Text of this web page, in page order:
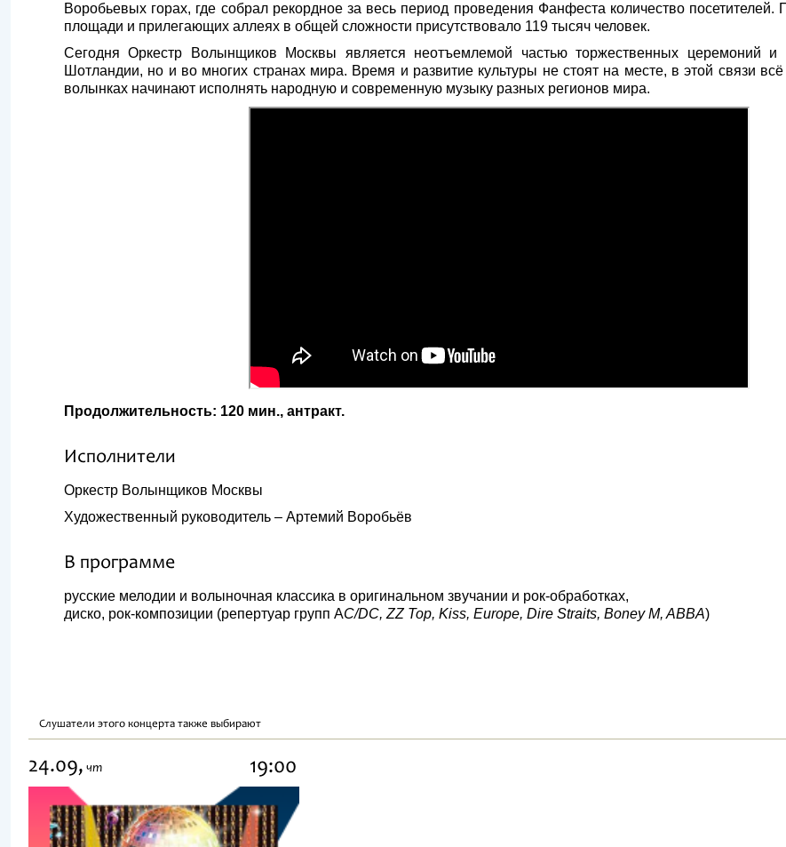
Воробьевых горах, где собрал рекордное за весь период проведения Фанфеста количество
площади и прилегающих аллеях в общей сложности присутствовало 119 тысяч человек.
Сегодня Оркестр Волынщиков Москвы является неотъемлемой частью торжественных церемоний и
Шотландии, но и во многих странах мира. Время и развитие культуры не стоят на месте, в этой связи
волынках начинают исполнять народную и современную музыку разных регионов мира.
Продолжительность: 120 мин., антракт.
Исполнители
Оркестр Волынщиков Москвы
Художественный руководитель – Артемий Воробьёв
В программе
русские мелодии и волыночная классика в оригинальном звучании и рок-обработках,
диско, рок-композиции (репертуар групп AC/DC, ZZ Top, Kiss, Europe, Dire Straits, Boney M, ABBA)
Слушатели этого концерта также выбирают
24.09, чт 19:00